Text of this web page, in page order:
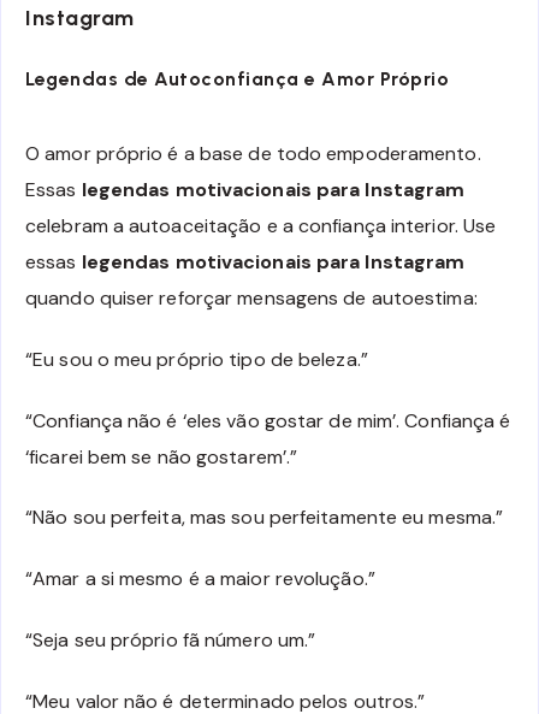
Instagram
Legendas de Autoconfiança e Amor Próprio
O amor próprio é a base de todo empoderamento.
Essas legendas motivacionais para Instagram
celebram a autoaceitação e a confiança interior. Use
essas legendas motivacionais para Instagram
quando quiser reforçar mensagens de autoestima:
“Eu sou o meu próprio tipo de beleza.”
“Confiança não é ‘eles vão gostar de mim’. Confiança é
‘ficarei bem se não gostarem’.”
“Não sou perfeita, mas sou perfeitamente eu mesma.”
“Amar a si mesmo é a maior revolução.”
“Seja seu próprio fã número um.”
“Meu valor não é determinado pelos outros.”